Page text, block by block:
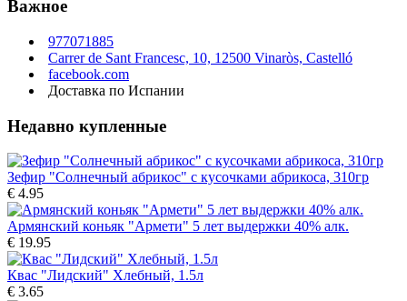
Важное
977071885
Carrer de Sant Francesc, 10, 12500 Vinaròs, Castelló
facebook.com
Доставка по Испании
Недавно купленные
Зефир "Солнечный абрикос" с кусочками абрикоса, 310гp
€ 4.95
Армянский коньяк "Армети" 5 лет выдержки 40% алк.
€ 19.95
Квас "Лидский" Хлебный, 1.5л
€ 3.65